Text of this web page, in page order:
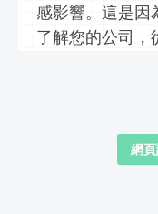
感影響。這是因
了解您的公司，
網